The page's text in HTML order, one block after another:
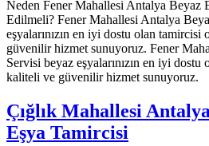
Neden Fener Mahallesi Antalya Beyaz
Edilmeli? Fener Mahallesi Antalya
eşyalarınızın en iyi dostu olan
güvenilir hizmet sunuyoruz. Fener
Servisi beyaz eşyalarınızın en iyi
kaliteli ve güvenilir hizmet sunuyoruz.
Çığlık Mahallesi
Eşya Tamircisi